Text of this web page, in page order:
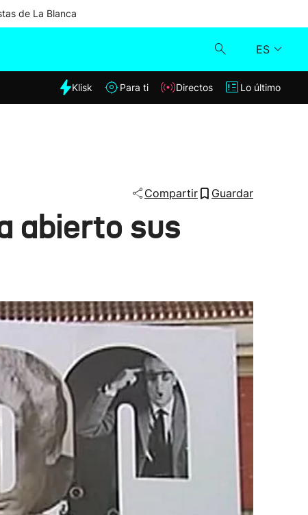
de La Blanca
ES
Klisk
Klisk Para ti Directos Lo último
Compartir Guardar
abierto sus